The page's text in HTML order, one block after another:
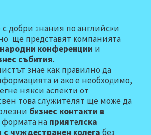
добри знания по английски
ще представят компанията
конференции и
събития.
знае как правилно да
и ако е необходимо,
някои аспекти от
това служителят ще може да
бизнес контакти в
формата на приятелска
с чуждестранен колега без